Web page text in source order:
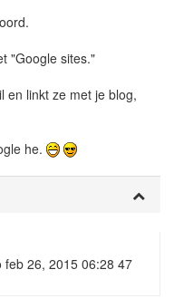
"Google sites."
en linkt ze met je blog,
he.
feb 26, 2015 06:28 47